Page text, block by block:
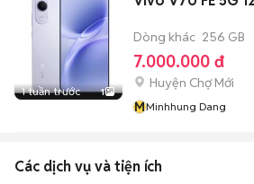
1 tuần trước 1
Dòng khác 256 GB
7.000.000 đ
Huyện Chợ Mới
MMinhhung Dang
Các dịch vụ và tiện ích